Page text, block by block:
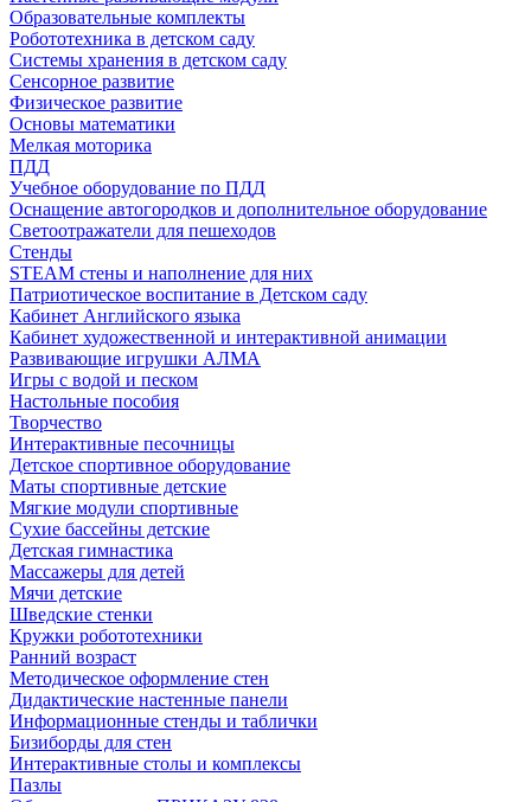
Образовательные комплекты
Робототехника в детском саду
Системы хранения в детском саду
Сенсорное развитие
Физическое развитие
Основы математики
Мелкая моторика
ПДД
Учебное оборудование по ПДД
Оснащение автогородков и дополнительное оборудование
Светоотражатели для пешеходов
Стенды
STEAM стены и наполнение для них
Патриотическое воспитание в Детском саду
Кабинет Английского языка
Кабинет художественной и интерактивной анимации
Развивающие игрушки АЛМА
Игры с водой и песком
Настольные пособия
Творчество
Интерактивные песочницы
Детское спортивное оборудование
Маты спортивные детские
Мягкие модули спортивные
Сухие бассейны детские
Детская гимнастика
Массажеры для детей
Мячи детские
Шведские стенки
Кружки робототехники
Ранний возраст
Методическое оформление стен
Дидактические настенные панели
Информационные стенды и таблички
Бизиборды для стен
Интерактивные столы и комплексы
Пазлы